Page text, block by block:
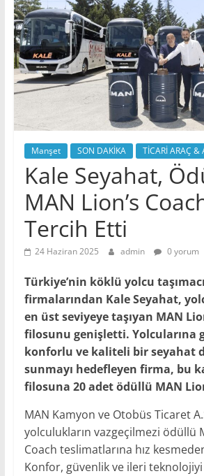
Manşet SON DAKİKA TİCARİ ARAÇ &
Kale Seyahat,
MAN Lion’s
Tercih Etti
24 Haziran 2025 admin 0 yorum
Türkiye’nin köklü yolcu
firmalarından Kale Seyahat,
en üst seviyeye taşıyan MAN
filosunu genişletti. Yolcularına
konforlu ve kaliteli bir seyahat
sunmayı hedefleyen firma, bu
filosuna 20 adet ödüllü MAN
MAN Kamyon ve Otobüs Ticaret
yolculukların vazgeçilmezi ödüllü
Coach teslimatlarına hız
Konfor, güvenlik ve ileri